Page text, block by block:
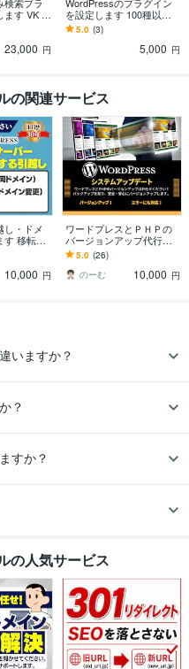
す VK Fil
費用なし
23,000 円
を設定します 100種以上
対応、目的に合う設定ま
でお任せ
5.0 (3)
5,000 円
の関連サービス
し・ドメ
移転・
以上！評
10,000 円
ワードプレスとＰＨＰの
バージョンアップ代行し
ます 危険な作業は経験豊
富なプロにお任せくださ
い！
5.0 (26)
のーむ
10,000 円
いますか？
？
すか？
の人気サービス